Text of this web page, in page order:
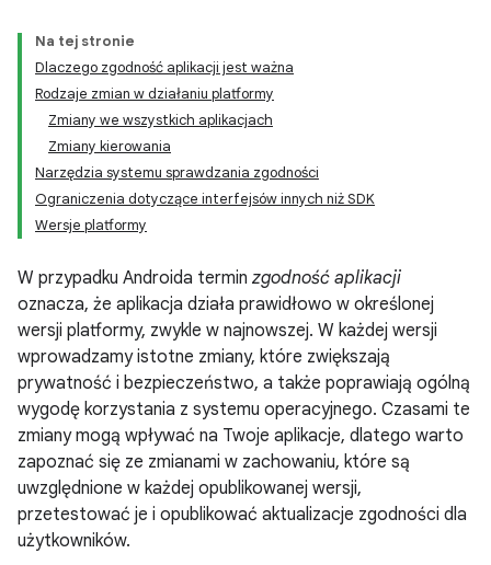
Na tej stronie
Dlaczego zgodność aplikacji jest ważna
Rodzaje zmian w działaniu platformy
Zmiany we wszystkich aplikacjach
Zmiany kierowania
Narzędzia systemu sprawdzania zgodności
Ograniczenia dotyczące interfejsów innych niż SDK
Wersje platformy
W przypadku Androida termin zgodność aplikacji
oznacza, że aplikacja działa prawidłowo w określonej
wersji platformy, zwykle w najnowszej. W każdej wersji
wprowadzamy istotne zmiany, które zwiększają
prywatność i bezpieczeństwo, a także poprawiają ogólną
wygodę korzystania z systemu operacyjnego. Czasami te
zmiany mogą wpływać na Twoje aplikacje, dlatego warto
zapoznać się ze zmianami w zachowaniu, które są
uwzględnione w każdej opublikowanej wersji,
przetestować je i opublikować aktualizacje zgodności dla
użytkowników.